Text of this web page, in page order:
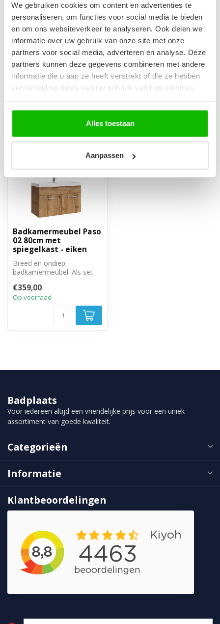
We gebruiken cookies om content en advertenties te
personaliseren, om functies voor social media te bieden
en om ons websiteverkeer te analyseren. Ook delen we
informatie over uw gebruik van onze site met onze
partners voor social media, adverteren en analyse. Deze
partners kunnen deze gegevens combineren met andere
informatie die u aan ze heeft verstrekt of die ze hebben
verzameld op basis van uw gebruik van hun services.
Alles toestaan
Aanpassen
Afvoerplug groot - chroom -
met overloop
Op voorraad
€29,95
Badkamermeubel Paso
02 80cm met
spiegelkast - eiken
Breed en ondiep
badkamermeubel. Als set
spiegelkast.
€359,00
Op voorraad
Badplaats
Voor iedereen altijd een vriendelijke prijs voor een uniek
assortiment van goede kwaliteit.
Categorieën
Informatie
Klantbeoordelingen